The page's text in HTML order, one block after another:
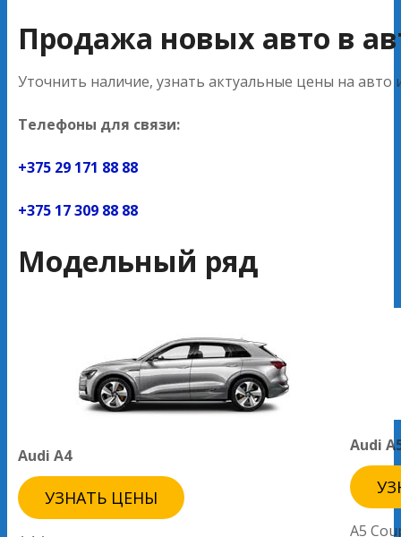
Продажа новых авто в
Уточнить наличие, узнать актуальные цены на
Телефоны для связи:
+375 29 171 88 88
+375 17 309 88 88
Модельный ряд
Audi A4
УЗНАТЬ ЦЕНЫ
Audi
A5